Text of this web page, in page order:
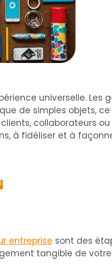
universelle. Les
de simples objets,
collaborateurs
à fidéliser et à
entreprise sont des
tangible de